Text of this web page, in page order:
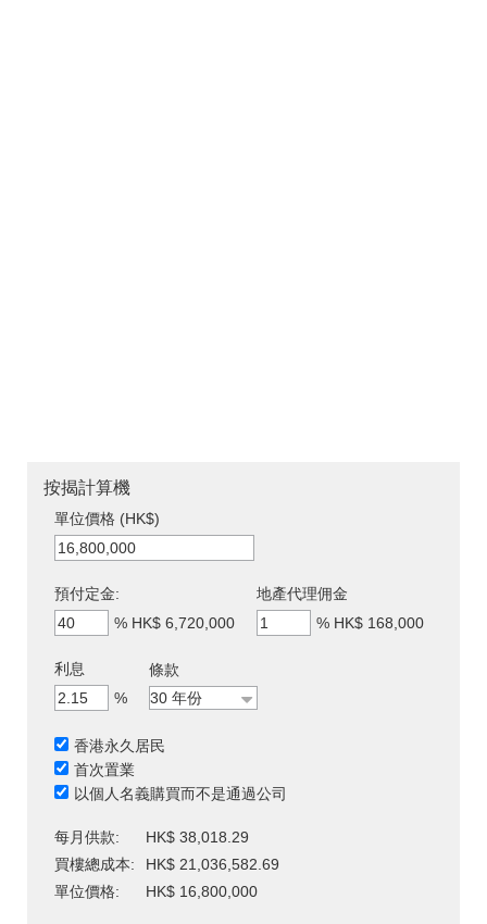
按揭計算機
單位價格 (HK$)
預付定金:
% HK$ 6,720,000
地產代理佣金
% HK$ 168,000
利息
%
條款
香港永久居民
首次置業
以個人名義購買而不是通過公司
每月供款:
HK$ 38,018.29
買樓總成本:
HK$ 21,036,582.69
單位價格:
HK$ 16,800,000